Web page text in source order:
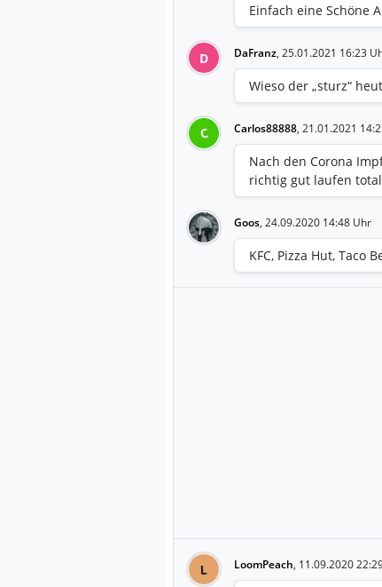
Einfach eine Schöne
D DaFranz, 25.01.2021 16:23
Wieso der „sturz“
C Carlos88888, 21.01.2021
Nach den Corona
richtig gut laufen
Goos, 24.09.2020 14:48 Uhr
KFC, Pizza Hut, Taco
L LoomPeach, 11.09.2020